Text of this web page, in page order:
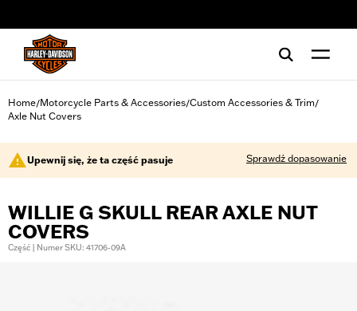
Home/Motorcycle Parts & Accessories/Custom Accessories & Trim/
Axle Nut Covers
Upewnij się, że ta część pasuje Sprawdź dopasowanie
WILLIE G SKULL REAR AXLE NUT
COVERS
Część | Numer SKU: 41706-09A